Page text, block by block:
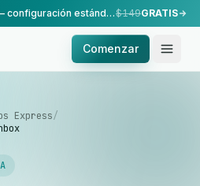
Configuración llave en mano — configuración estándar, realizada por nuestro equipo.$149GRATIS
Comenzar
Express/